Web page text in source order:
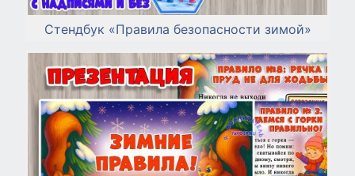
Стендбук «Правила безопасности зимой»